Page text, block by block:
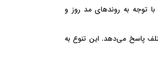
توجه به روندهای مد روز و
پاسخ می‌دهد. این تنوع به